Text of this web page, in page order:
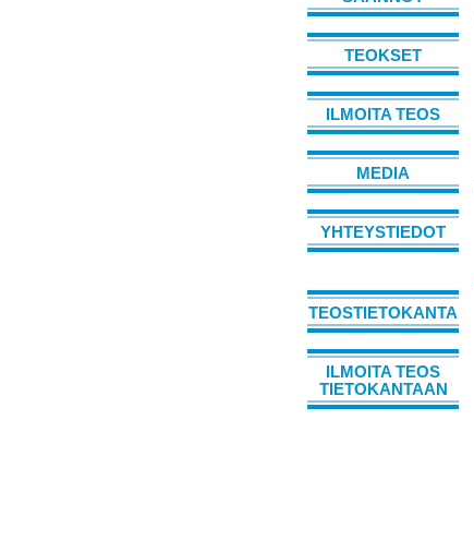
TEOKSET
ILMOITA TEOS
MEDIA
YHTEYSTIEDOT
TEOSTIETOKANTA
ILMOITA TEOS
TIETOKANTAAN